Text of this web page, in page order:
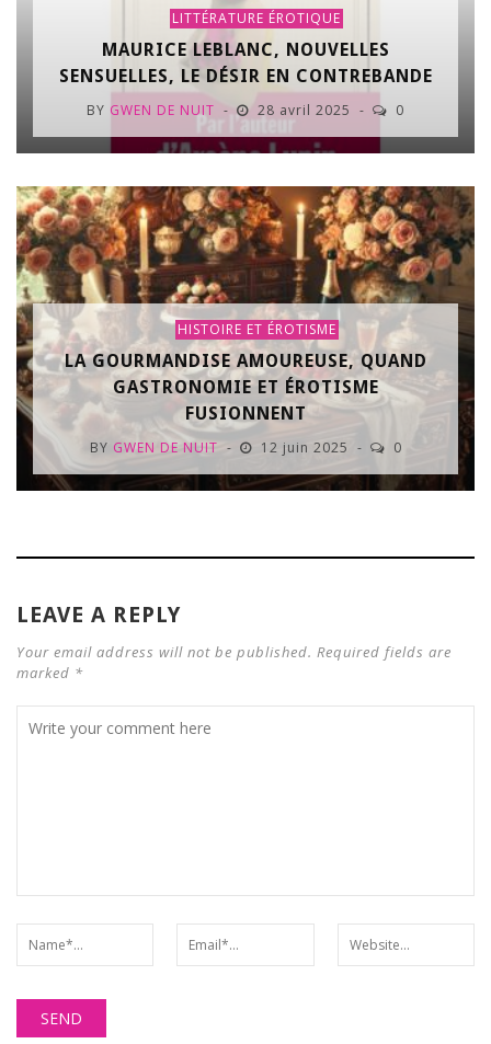
LITTÉRATURE ÉROTIQUE
MAURICE LEBLANC, NOUVELLES
SENSUELLES, LE DÉSIR EN CONTREBANDE
BY GWEN DE NUIT 28 avril 2025 0
HISTOIRE ET ÉROTISME
LA GOURMANDISE AMOUREUSE, QUAND
GASTRONOMIE ET ÉROTISME
FUSIONNENT
BY GWEN DE NUIT 12 juin 2025 0
LEAVE A REPLY
Your email address will not be published. Required fields are
marked *